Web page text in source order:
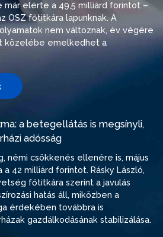
már elérte a 49,5 milliárd forintot –
OSZ főtitkára lapunknak. A
nem változnak, év végére
közelébe emelkedhet a
a betegellátás is megsínyli,
adósság
némi csökkenés ellenére is, május
42 milliárd forintot. Rásky László,
főtitkára szerint a javulás
hatás áll, miközben a
érdekében továbbra is
gazdálkodásának stabilizálása.